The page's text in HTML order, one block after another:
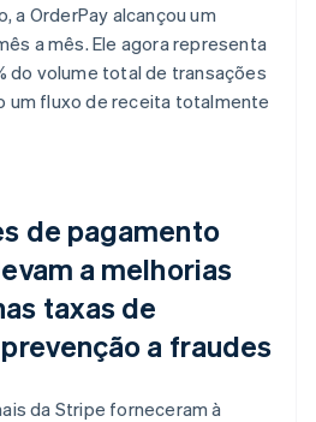
a OrderPay alcançou um
a mês. Ele agora representa
do volume total de transações
um fluxo de receita totalmente
de pagamento
a melhorias
taxas de
a fraudes
da Stripe forneceram à